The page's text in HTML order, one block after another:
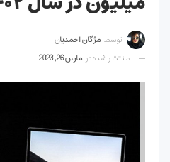
توسط مژگان احمدیان
منتشر شده در مارس 26, 2023